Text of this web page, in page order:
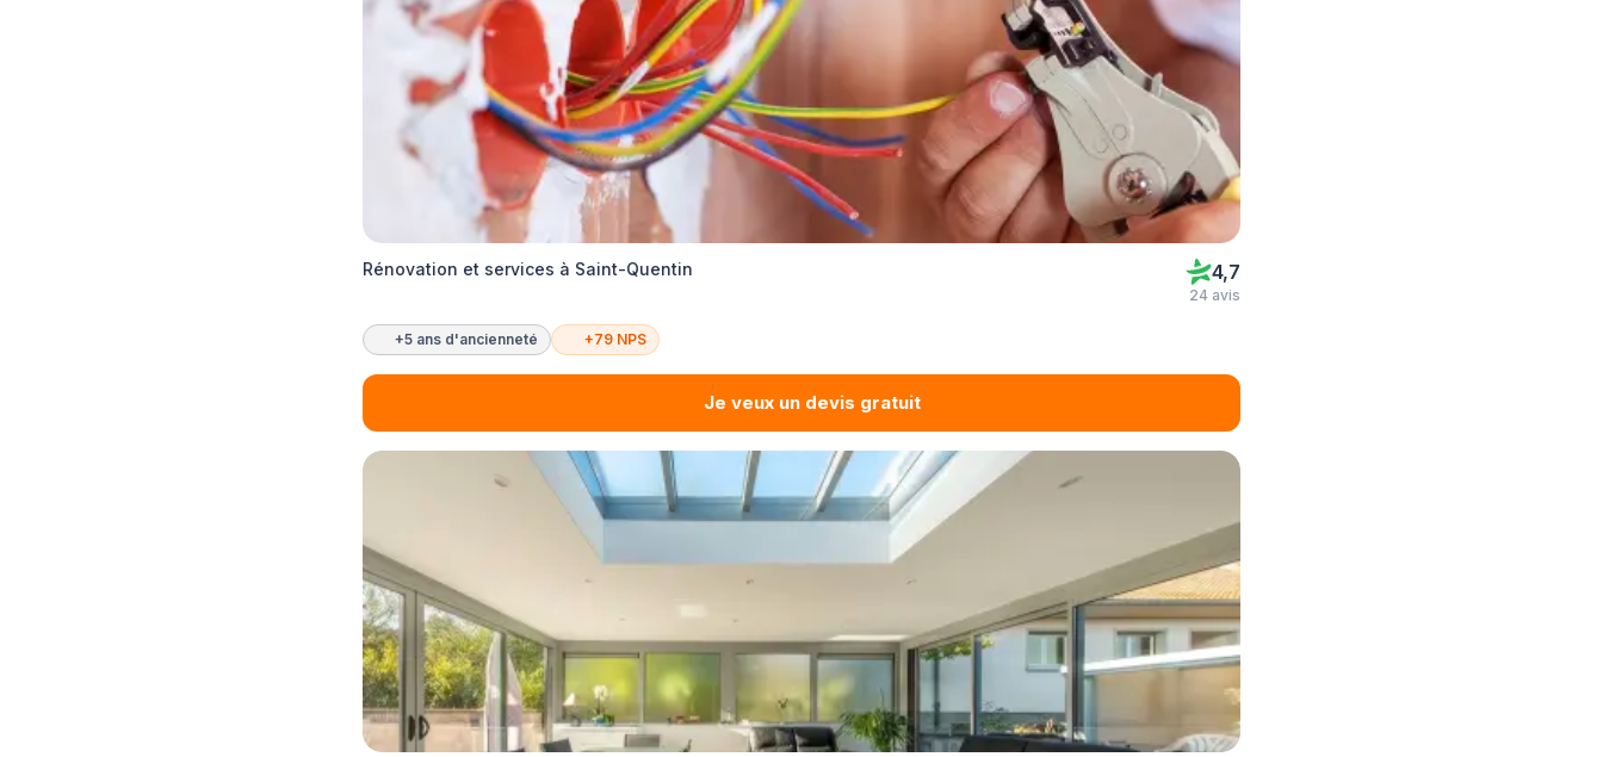
Rénovation et services à Saint-Quentin 4,7
24 avis
+5 ans d'ancienneté +79 NPS
Je veux un devis gratuit